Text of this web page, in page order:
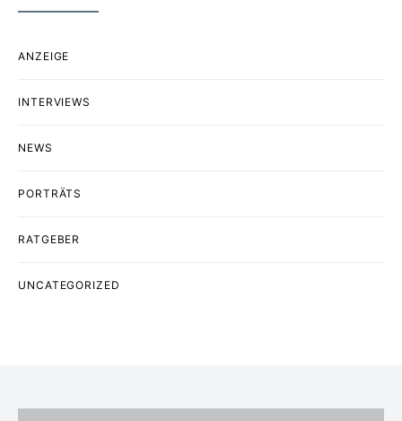
ANZEIGE
INTERVIEWS
NEWS
PORTRÄTS
RATGEBER
UNCATEGORIZED